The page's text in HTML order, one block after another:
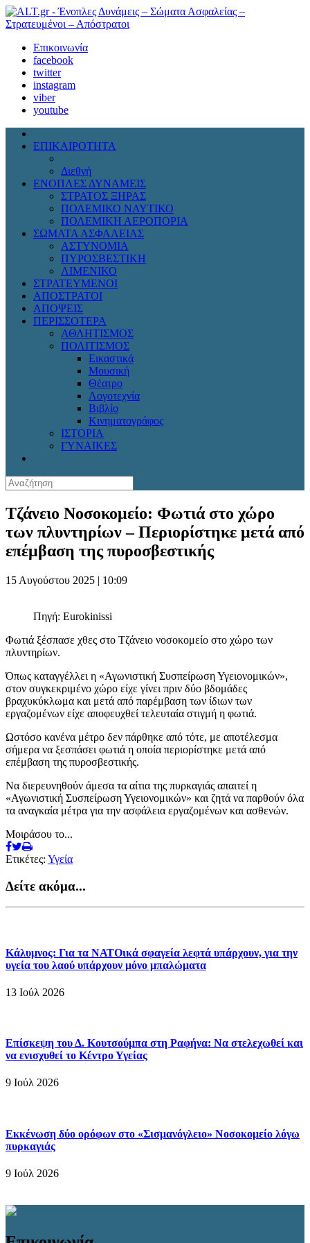
Επικοινωνία
facebook
twitter
instagram
viber
youtube
ΕΠΙΚΑΙΡΟΤΗΤΑ
Διεθνή
ΕΝΟΠΛΕΣ ΔΥΝΑΜΕΙΣ
ΣΤΡΑΤΟΣ ΞΗΡΑΣ
ΠΟΛΕΜΙΚΟ ΝΑΥΤΙΚΟ
ΠΟΛΕΜΙΚΗ ΑΕΡΟΠΟΡΙΑ
ΣΩΜΑΤΑ ΑΣΦΑΛΕΙΑΣ
ΑΣΤΥΝΟΜΙΑ
ΠΥΡΟΣΒΕΣΤΙΚΗ
ΛΙΜΕΝΙΚΟ
ΣΤΡΑΤΕΥΜΕΝΟΙ
ΑΠΟΣΤΡΑΤΟΙ
ΑΠΟΨΕΙΣ
ΠΕΡΙΣΣΟΤΕΡΑ
ΑΘΛΗΤΙΣΜΟΣ
ΠΟΛΙΤΙΣΜΟΣ
Εικαστικά
Μουσική
Θέατρο
Λογοτεχνία
Βιβλίο
Κινηματογράφος
ΙΣΤΟΡΙΑ
ΓΥΝΑΙΚΕΣ
Τζάνειο Νοσοκομείο: Φωτιά στο χώρο
των πλυντηρίων – Περιορίστηκε μετά από
επέμβαση της πυροσβεστικής
15 Αυγούστου 2025 | 10:09
Πηγή: Eurokinissi
Φωτιά ξέσπασε χθες στο Τζάνειο νοσοκομείο στο χώρο των
πλυντηρίων.
Όπως καταγγέλλει η «Αγωνιστική Συσπείρωση Υγειονομικών»,
στον συγκεκριμένο χώρο είχε γίνει πριν δύο βδομάδες
βραχυκύκλωμα και μετά από παρέμβαση των ίδιων των
εργαζομένων είχε αποφευχθεί τελευταία στιγμή η φωτιά.
Ωστόσο κανένα μέτρο δεν πάρθηκε από τότε, με αποτέλεσμα
σήμερα να ξεσπάσει φωτιά η οποία περιορίστηκε μετά από
επέμβαση της πυροσβεστικής.
Να διερευνηθούν άμεσα τα αίτια της πυρκαγιάς απαιτεί η
«Αγωνιστική Συσπείρωση Υγειονομικών» και ζητά να παρθούν όλα
τα αναγκαία μέτρα για την ασφάλεια εργαζομένων και ασθενών.
Μοιράσου το...
Ετικέτες: Υγεία
Δείτε ακόμα...
Κάλυμνος: Για τα ΝΑΤΟικά σφαγεία λεφτά υπάρχουν, για την
υγεία του λαού υπάρχουν μόνο μπαλώματα
13 Ιούλ 2026
Επίσκεψη του Δ. Κουτσούμπα στη Ραφήνα: Να στελεχωθεί και
να ενισχυθεί το Κέντρο Υγείας
9 Ιούλ 2026
Εκκένωση δύο ορόφων στο «Σισμανόγλειο» Νοσοκομείο λόγω
πυρκαγιάς
9 Ιούλ 2026